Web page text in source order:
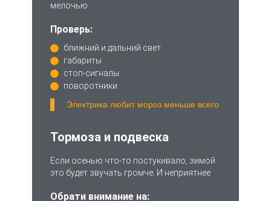
мелочью
Проверь:
ближний и дальний свет
габариты
стоп-сигналы
поворотники
Электрика любит мороз меньше всего
Тормоза и подвеска
Если осенью что-то постукивало, зимой
это будет звучать громче. И неприятнее
Обрати внимание на: